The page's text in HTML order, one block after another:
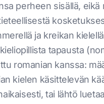
perheen sisällä,
ja kreikan
tapausta
romanian kanssa:
kielen käsittelevän
tai lähtö